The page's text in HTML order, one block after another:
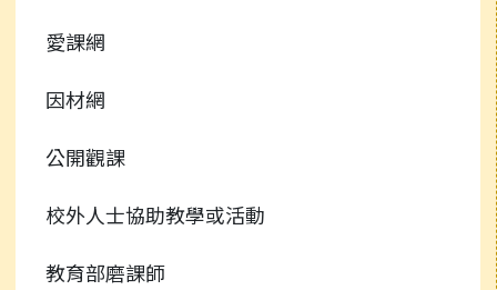
愛課網
因材網
公開觀課
校外人士協助教學或活動
教育部磨課師